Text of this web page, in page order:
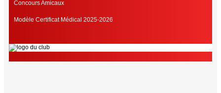
Concours Amicaux
Modèle Certificat Médical 2025-2026